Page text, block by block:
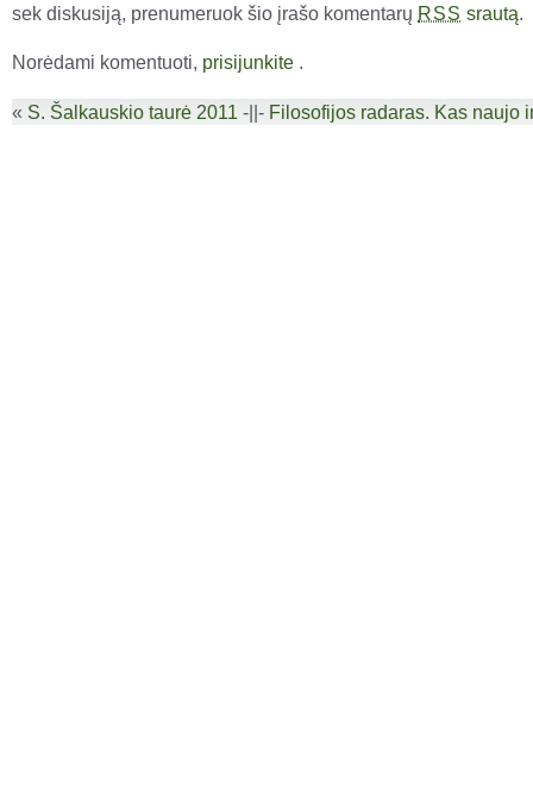
sek diskusiją, prenumeruok šio įrašo komentarų RSS srautą.
Norėdami komentuoti, prisijunkite .
« S. Šalkauskio taurė 2011 -||- Filosofijos radaras. Kas naujo